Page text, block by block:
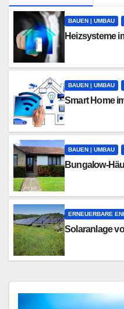
BAUEN | UMBAU
Heizsysteme
BAUEN | UMBAU
Smart Home
BAUEN | UMBAU
Bungalow-
ERNEUERBARE
Solaranlage